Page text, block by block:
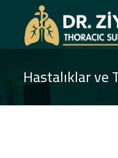
Hastalıklar ve